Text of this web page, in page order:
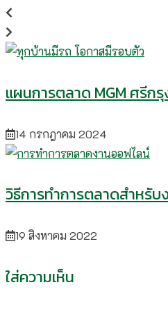
แผนการตลาด MGM ศรีกรุ
14 กรกฎาคม 2024
วิธีการทำการตลาดสำหรับ
19 สิงหาคม 2022
ใส่ความเห็น